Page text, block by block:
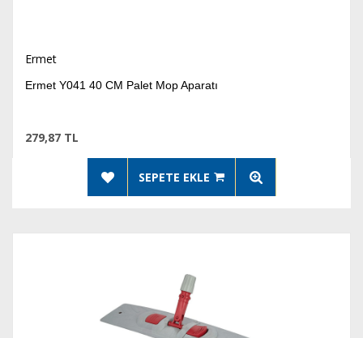
Ermet
Ermet Y041 40 CM Palet Mop Aparatı
279,87 TL
SEPETE EKLE